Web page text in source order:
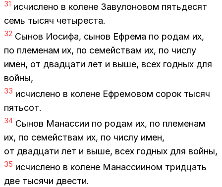
31 ис­чис­ле­но в ко­лене За­ву­ло­но­вом пять­де­сят
семь ты­сяч че­ты­ре­ста.
32 Сы­нов Иоси­фа, сы­нов Еф­ре­ма по ро­дам их,
по пле­ме­нам их, по се­мей­ствам их, по чис­лу
имен, от два­дца­ти лет и выше, всех год­ных для
вой­ны,
33 ис­чис­ле­но в ко­лене Еф­ре­мо­вом со­рок ты­сяч
пять­сот.
34 Сы­нов Ма­нас­сии по ро­дам их, по пле­ме­нам
их, по се­мей­ствам их, по чис­лу имен,
от два­дца­ти лет и выше, всех год­ных для вой­ны,
35 ис­чис­ле­но в ко­лене Ма­нас­си­и­ном трид­цать
две ты­ся­чи две­сти.